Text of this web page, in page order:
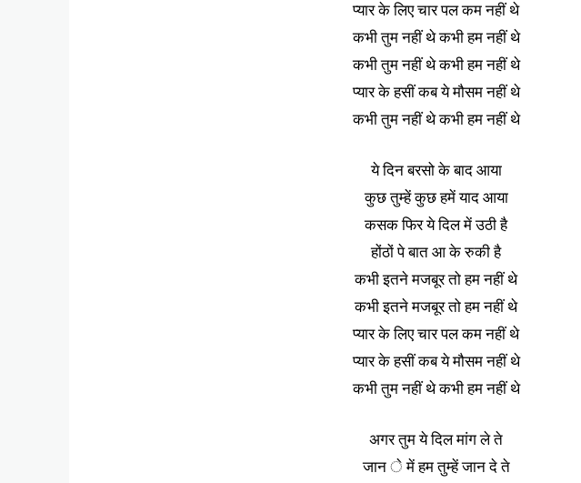
प्यार के लिए चार पल कम नहीं थे
कभी तुम नहीं थे कभी हम नहीं थे
कभी तुम नहीं थे कभी हम नहीं थे
प्यार के हसीं कब ये मौसम नहीं थे
कभी तुम नहीं थे कभी हम नहीं थे
ये दिन बरसो के बाद आया
कुछ तुम्हें कुछ हमें याद आया
कसक फिर ये दिल में उठी है
होंठों पे बात आ के रुकी है
कभी इतने मजबूर तो हम नहीं थे
कभी इतने मजबूर तो हम नहीं थे
प्यार के लिए चार पल कम नहीं थे
प्यार के हसीं कब ये मौसम नहीं थे
कभी तुम नहीं थे कभी हम नहीं थे
अगर तुम ये दिल मांग ले ते
जान े में हम तुम्हें जान दे ते